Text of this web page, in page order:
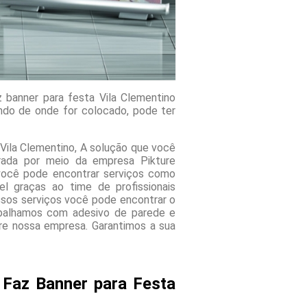
para festa Vila Clementino
de onde for colocado, pode ter
Clementino, A solução que você
por meio da empresa Pikture
pode encontrar serviços como
graças ao time de profissionais
serviços você pode encontrar o
com adesivo de parede e
nossa empresa. Garantimos a sua
Banner para Festa